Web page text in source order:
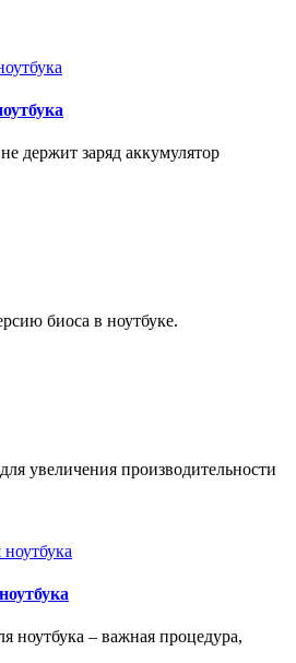
держит заряд аккумулятор
биоса в ноутбуке.
увеличения производительности
ноутбука – важная процедура,